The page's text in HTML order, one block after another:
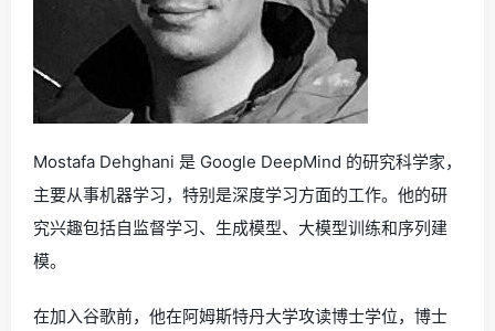
Mostafa Dehghani 是 Google DeepMind 的研究科学家，
主要从事机器学习，特别是深度学习方面的工作。他的研
究兴趣包括自监督学习、生成模型、大模型训练和序列建
模。
在加入谷歌前，他在阿姆斯特丹大学攻读博士学位，博士